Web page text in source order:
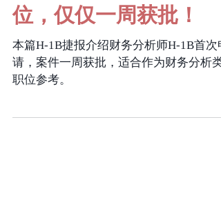
（Financial Analyst）职
位，仅仅一周获批！
本篇H-1B捷报介绍财务分析师H-1B首次